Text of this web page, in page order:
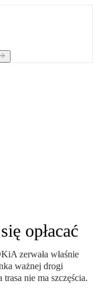
opłacać
zerwała właśnie
ważnej drogi
nie ma szczęścia.